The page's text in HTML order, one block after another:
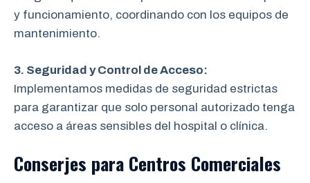
y funcionamiento, coordinando con los equipos de
mantenimiento.
3. Seguridad y Control de Acceso:
Implementamos medidas de seguridad estrictas
para garantizar que solo personal autorizado tenga
acceso a áreas sensibles del hospital o clínica.
Conserjes para Centros Comerciales